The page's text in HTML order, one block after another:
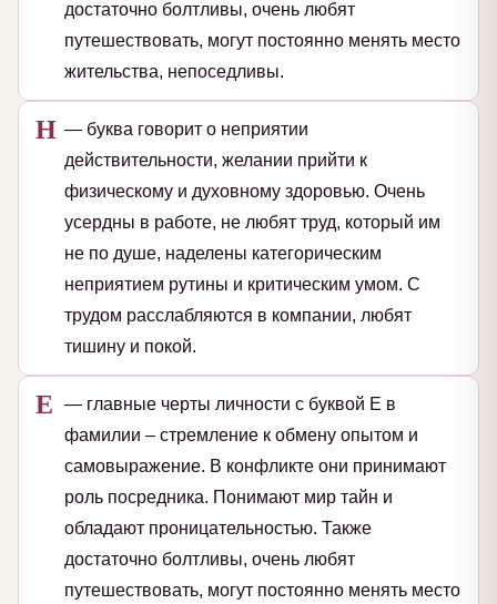
достаточно болтливы, очень любят
путешествовать, могут постоянно менять место
жительства, непоседливы.
Н — буква говорит о неприятии
действительности, желании прийти к
физическому и духовному здоровью. Очень
усердны в работе, не любят труд, который им
не по душе, наделены категорическим
неприятием рутины и критическим умом. С
трудом расслабляются в компании, любят
тишину и покой.
Е
— главные черты личности с буквой Е в
фамилии – стремление к обмену опытом и
самовыражение. В конфликте они принимают
роль посредника. Понимают мир тайн и
обладают проницательностью. Также
достаточно болтливы, очень любят
путешествовать, могут постоянно менять место